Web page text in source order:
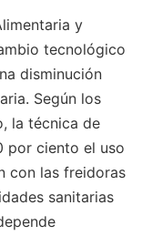
y
tecnológico
disminución
Según los
la técnica de
por ciento el uso
con las freidoras
sanitarias